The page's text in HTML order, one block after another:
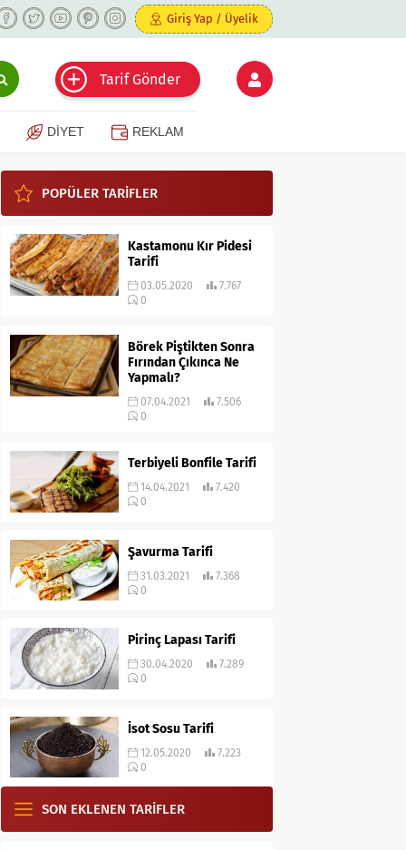
Giriş Yap / Üyelik
Tarif Gönder
DİYET REKLAM
POPÜLER TARİFLER
Kastamonu Kır Pidesi
Tarifi
03.05.2020
7.767
0
Börek Piştikten Sonra
Fırından Çıkınca Ne
Yapmalı?
07.04.2021
7.506
0
Terbiyeli Bonfile Tarifi
14.04.2021
7.420
0
Şavurma Tarifi
31.03.2021
7.368
0
Pirinç Lapası Tarifi
30.04.2020
7.289
0
İsot Sosu Tarifi
12.05.2020
7.223
0
SON EKLENEN TARİFLER